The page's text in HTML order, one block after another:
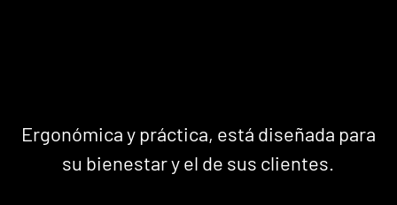
Ergonómica y práctica, está diseñada para
su bienestar y el de sus clientes.